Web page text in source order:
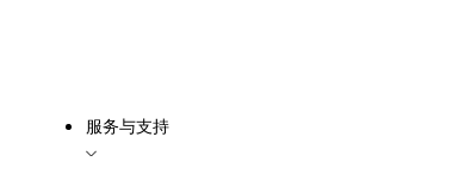
服务与支持